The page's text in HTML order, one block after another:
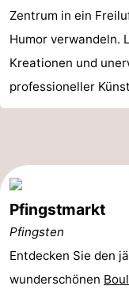
Zentrum in ein
Humor verwandeln.
Kreationen und
professioneller
Pfingstmarkt
Pfingsten
Entdecken Sie den
wunderschönen